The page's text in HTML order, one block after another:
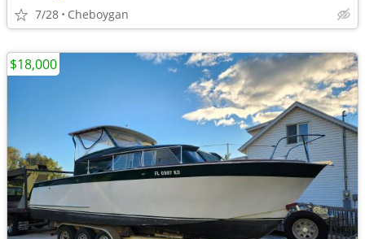
7/28 Cheboygan
$18,000